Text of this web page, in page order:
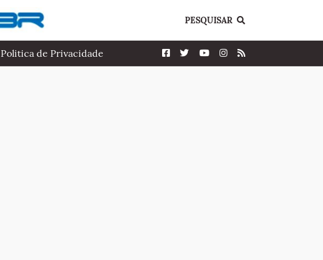
PESQUISAR
Politica de Privacidade